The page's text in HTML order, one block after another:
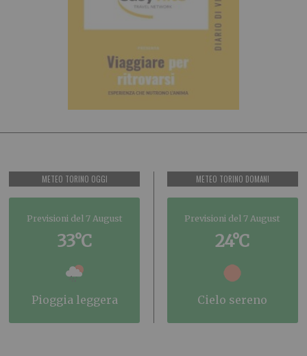
METEO TORINO OGGI
Previsioni del 7 August
33°C
pioggia leggera
METEO TORINO DOMANI
Previsioni del 7 August
24°C
cielo sereno